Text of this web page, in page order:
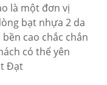
là một đơn vị
bạt nhựa 2 da
cao chắc chắn
có thể yên
Đạt